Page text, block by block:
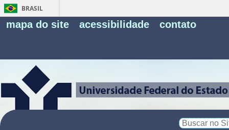
BRASIL
mapa do site acessibilidade contato